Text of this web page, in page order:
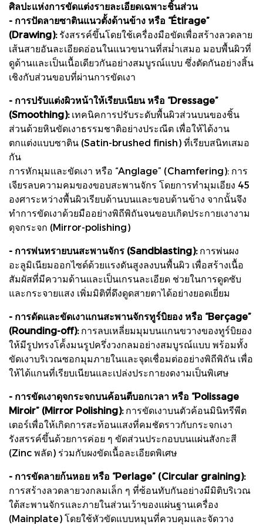
ศิลปะแห่งการขัดแต่งรายละเอียดเฉพาะชิ้นส่วน
- การปัดลายซาตินแนวตั้งด้านข้าง หรือ “Étirage”
(Drawing):รังสรรค์ขึ้นโดยใช้เครื่องมือขัดเพื่อสร้างลวดลาย
เส้นสายอันละเอียดอ่อนในแนวขนานที่สม่ำเสมอ มอบพื้นผิวที่
ดูด้านและเป็นเนื้อเดียวกันอย่างสมบูรณ์แบบ ซึ่งตัดกันอย่างสิ้น
เชิงกับส่วนขอบที่ผ่านการขัดเงา
- การปรับแต่งผิวหน้าให้เรียบเนียน หรือ “Dressage”
(Smoothing):เทคนิคการปรับระดับพื้นผิวส่วนบนของชิ้น
ส่วนด้วยหินขัดเงาธรรมชาติอย่างประณีต เพื่อให้ได้งาน
ตกแต่งแบบซาติน (Satin-brushed finish) ที่เรียบสนิทเสมอ
กัน
การหักมุมและขัดเงา หรือ “Anglage” (Chamfering): การ
เจียรลบความคมของขอบสะพานจักร โดยการทำมุมเอียง 45
องศาระหว่างพื้นผิวเรียบด้านบนและขอบด้านข้าง จากนั้นจึง
ทำการขัดเงาด้วยมืออย่างพิถีพิถันจนขอบเกิดประกายเงางาม
ดุจกระจก (Mirror-polishing)
- การพ่นทรายบนสะพานจักร (Sandblasting):การพ่นผง
อะลูมิเนียมออกไซด์ด้วยแรงดันสูงลงบนพื้นผิว เพื่อสร้างเนื้อ
สัมผัสที่มีความด้านและเป็นเกรนละเอียด ช่วยในการดูดซับ
และกระจายแสง เพิ่มมิติที่ดึงดูดสายตาได้อย่างยอดเยี่ยม
- การดัดและขัดเงาแกนสะพานจักรทูร์บิยอง หรือ “Berçage”
(Rounding-off):การลบเหลี่ยมมุมบนแกนขวางของทูร์บิยอง
ให้มีรูปทรงโค้้งมนรูปครึ่งวงกลมอย่างสมบูรณ์แบบ พร้อมทั้ง
ขัดเงาบริเวณซอกมุมภายในและจุดเชื่อมต่ออย่างพิถีพิถัน เพื่อ
ให้ได้แกนที่เรียบเนียนและเปล่งประกายงดงามเป็นพิเศษ
- การขัดเงาดุจกระจกบนค้อนตีบอกเวลา หรือ “Polissage
Miroir” (Mirror Polishing):การขัดเงาบนตัวค้อนมินิทรีพีต
เตอร์เพื่อให้เกิดการสะท้อนแสงที่คมชัดราวกับกระจกเงา
รังสรรค์ขึ้นด้วยการค่อย ๆ ขัดส่วนประกอบบนแผ่นสังกะสี
(Zinc พลัด) ร่วมกับผงขัดเนื้อละเอียดพิเศษ
- การขัดลายก้นหอย หรือ “Perlage” (Circular graining):
การสร้างลวดลายวงกลมเล็ก ๆ ที่ซ้อนทับกันอย่างมีมิติบริเวณ
ใต้สะพานจักรและภายในส่วนเว้าของแผ่นฐานเครื่อง
(Mainplate) โดยใช้หัวขัดแบบหมุนที่ควบคุมและจัดวาง